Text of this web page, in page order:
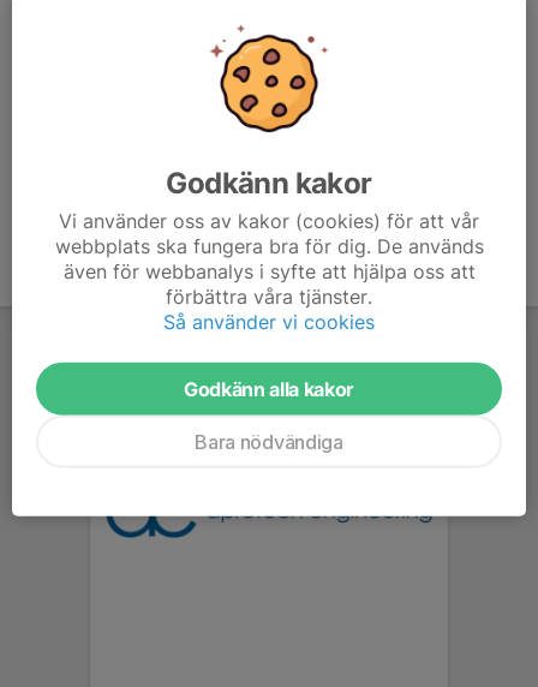
Godkänn kakor
Vi använder oss av kakor (cookies) för att vår
webbplats ska fungera bra för dig. De används
även för webbanalys i syfte att hjälpa oss att
förbättra våra tjänster.
Så använder vi cookies
Godkänn alla kakor
Bara nödvändiga